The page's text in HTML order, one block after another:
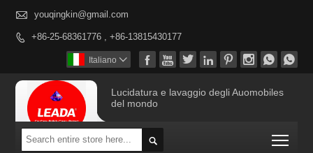
 youqingkin@gmail.com
 +86-25-68361776 , +86-13815430177
       
Italiano 
Lucidatura e lavaggio degli Auomobiles
del mondo
